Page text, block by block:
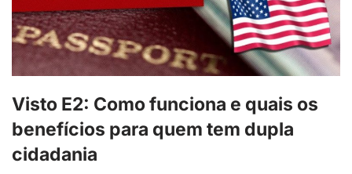
Visto E2: Como funciona e quais os
benefícios para quem tem dupla
cidadania